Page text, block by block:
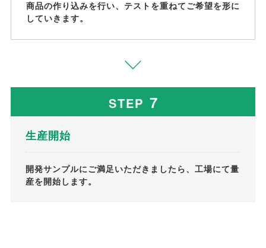
商品の作り込みを行い、テストを重ねてご希望を形に
していきます。
STEP 7
生産開始
開発サンプルにご満足いただきましたら、工場にて量
産を開始します。